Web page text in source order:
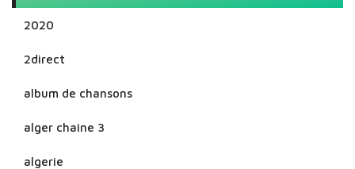
2020
2direct
album de chansons
alger chaine 3
algerie